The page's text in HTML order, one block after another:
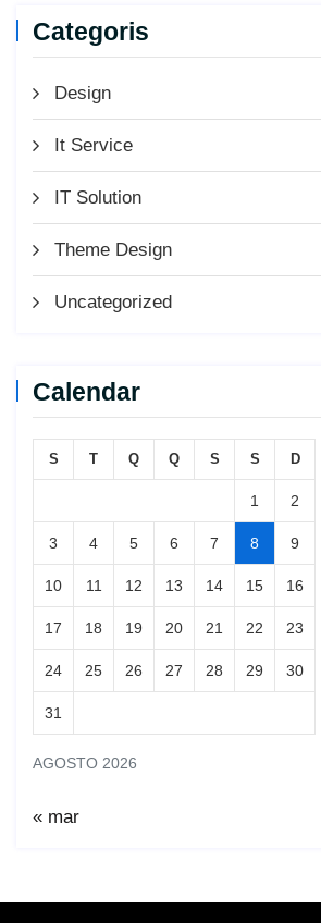
Categoris
Design
It Service
IT Solution
Theme Design
Uncategorized
Calendar
AGOSTO 2026
S T Q Q S S D
1 2
3 4 5 6 7 8 9
10 11 12 13 14 15 16
17 18 19 20 21 22 23
24 25 26 27 28 29 30
31
« mar